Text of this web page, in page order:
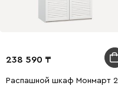
238 590
Распашной шкаф Монмарт